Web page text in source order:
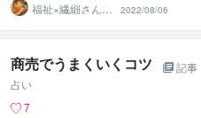
福祉×繊細さん気
質の悩み相談｜
まさぴー
2022/08/06
商売でうまくいくコツ
記事
占い
7